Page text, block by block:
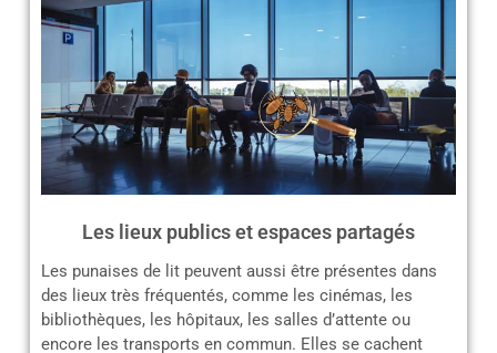
Les lieux publics et espaces partagés
Les punaises de lit peuvent aussi être présentes dans
des lieux très fréquentés, comme les cinémas, les
bibliothèques, les hôpitaux, les salles d’attente ou
encore les transports en commun. Elles se cachent